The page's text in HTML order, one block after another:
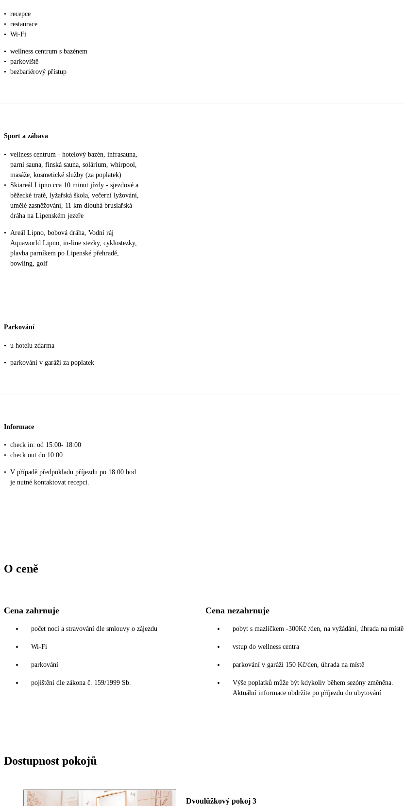
• recepce
• restaurace
• Wi-Fi
• wellness centrum s bazénem
• parkoviště
• bezbariérový přístup
Sport a zábava
• vellness centrum - hotelový bazén, infrasauna,
parní sauna, finská sauna, solárium, whirpool,
masáže, kosmetické služby (za poplatek)
•
Skiareál Lipno cca 10 minut jízdy - sjezdové a
běžecké tratě, lyžařská škola, večerní lyžování,
umělé zasněžování, 11 km dlouhá bruslařská
dráha na Lipenském jezeře
•
Areál Lipno, bobová dráha, Vodní ráj
Aquaworld Lipno, in-line stezky, cyklostezky,
plavba parníkem po Lipenské přehradě,
bowling, golf
Parkování
• u hotelu zdarma
• parkování v garáži za poplatek
Informace
• check in: od 15:00- 18:00
• check out do 10:00
• V případě předpokladu příjezdu po 18:00 hod.
je nutné kontaktovat recepci.
O ceně
Cena zahrnuje
počet nocí a stravování dle smlouvy o zájezdu
Wi-Fi
parkování
pojištění dle zákona č. 159/1999 Sb.
Cena nezahrnuje
pobyt s mazlíčkem -300Kč /den, na vyžádání, úhrada na místě
vstup do wellness centra
parkování v garáži 150 Kč/den, úhrada na místě
Výše poplatků může být kdykoliv během sezóny změněna.
Aktuální informace obdržíte po příjezdu do ubytování
Dostupnost pokojů
Dvoulůžkový pokoj 3